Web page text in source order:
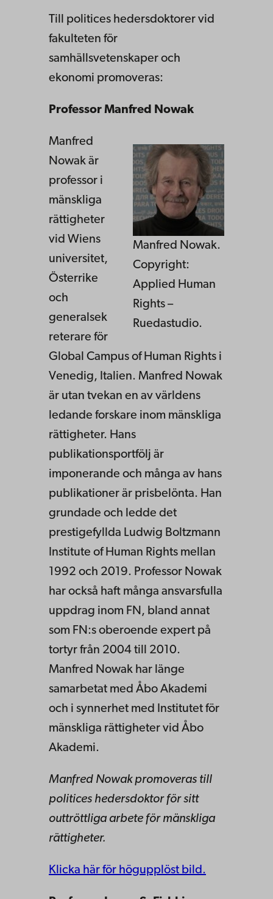
Till politices hedersdoktorer vid
fakulteten för
samhällsvetenskaper och
ekonomi promoveras:
Professor Manfred Nowak
Manfred Nowak.
Copyright:
Applied Human
Rights –
Ruedastudio.
Manfred
Nowak är
professor i
mänskliga
rättigheter
vid Wiens
universitet,
Österrike
och
generalsek
reterare för
Global Campus of Human Rights i
Venedig, Italien. Manfred Nowak
är utan tvekan en av världens
ledande forskare inom mänskliga
rättigheter. Hans
publikationsportfölj är
imponerande och många av hans
publikationer är prisbelönta. Han
grundade och ledde det
prestigefyllda Ludwig Boltzmann
Institute of Human Rights mellan
1992 och 2019. Professor Nowak
har också haft många ansvarsfulla
uppdrag inom FN, bland annat
som FN:s oberoende expert på
tortyr från 2004 till 2010.
Manfred Nowak har länge
samarbetat med Åbo Akademi
och i synnerhet med Institutet för
mänskliga rättigheter vid Åbo
Akademi.
Manfred Nowak promoveras till
politices hedersdoktor för sitt
outtröttliga arbete för mänskliga
rättigheter.
Klicka här för högupplöst bild.